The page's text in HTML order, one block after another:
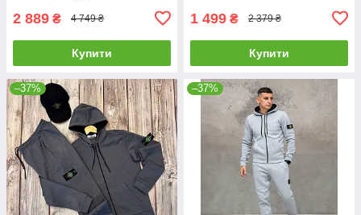
2 889 ₴ 4 749 ₴
Купити
1 499 ₴ 2 379 ₴
Купити
–37% –37%